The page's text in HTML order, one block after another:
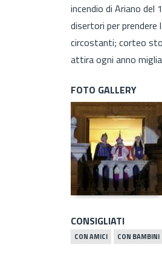
incendio di Ariano del
disertori per prendere
circostanti; corteo
attira ogni anno
FOTO GALLERY
CONSIGLIATI
CON AMICI CON BAMBINI